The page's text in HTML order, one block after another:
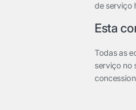
de serviço
Esta
Todas as
serviço no